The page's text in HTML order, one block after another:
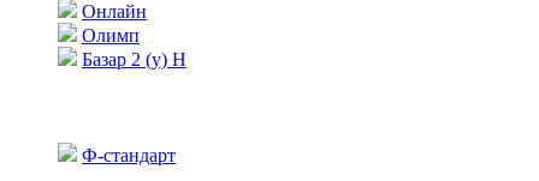
Онлайн
Олимп
Базар 2 (у) Н
Ф-стандарт